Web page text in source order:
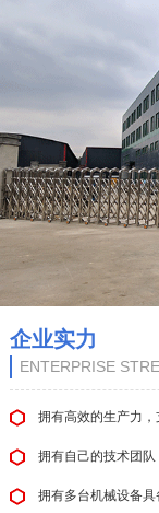
企业实力
ENTERPRISE
拥有高效的生产力，
拥有自己的技术团队
拥有多台机械设备具